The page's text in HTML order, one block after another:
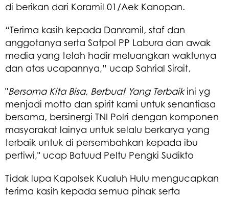
di berikan dari Koramil 01/Aek Kanopan.
“Terima kasih kepada Danramil, staf dan
anggotanya serta Satpol PP Labura dan awak
media yang telah hadir meluangkan waktunya
dan atas ucapannya,” ucap Sahrial Sirait.
"Bersama Kita Bisa, Berbuat Yang Terbaikini yg
menjadi motto dan spirit kami untuk senantiasa
bersama, bersinergi TNI Polri dengan komponen
masyarakat lainya untuk selalu berkarya yang
terbaik untuk di persembahkan kepada ibu
pertiwi," ucap Batuud Peltu Pengki Sudikto
Tidak lupa Kapolsek Kualuh Hulu mengucapkan
terima kasih kepada semua pihak serta